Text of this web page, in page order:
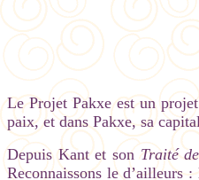
Le Projet Pakxe est un
paix, et dans Pakxe, sa
Depuis Kant et sonTraité
Reconnaissons le d’ailleurs